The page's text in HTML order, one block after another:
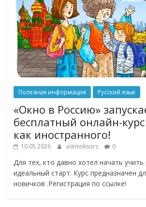
Полезная информация Русский язык
«Окно в Россию»
бесплатный онлайн-курс
как иностранного!
10.05.2026 adminksors 0
Для тех, кто давно хотел начать
идеальный старт. Курс предназначен
новичков .Регистрация по ссылке!